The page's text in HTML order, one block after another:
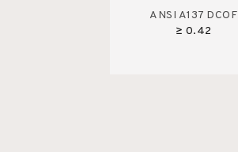
ANSI A137 DCOF
≥ 0.42